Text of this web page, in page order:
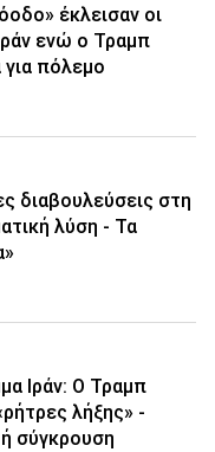
έκλεισαν οι
ενώ ο Τραμπ
πόλεμο
διαβουλεύσεις στη
λύση - Τα
Ιράν: Ο Τραμπ
λήξης» -
σύγκρουση